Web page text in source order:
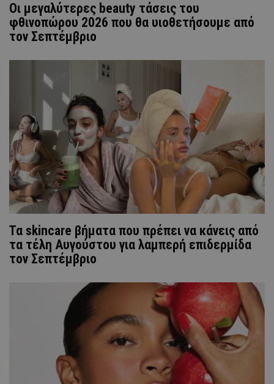
Οι μεγαλύτερες beauty τάσεις του
φθινοπώρου 2026 που θα υιοθετήσουμε από
τον Σεπτέμβριο
Τα skincare βήματα που πρέπει να κάνεις από
τα τέλη Αυγούστου για λαμπερή επιδερμίδα
τον Σεπτέμβριο